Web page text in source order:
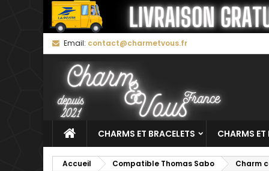
Email: contact@charmetvous.fr
CHARMS ET BRACELETS CHARMS ET
Accueil Compatible Thomas Sabo Charm